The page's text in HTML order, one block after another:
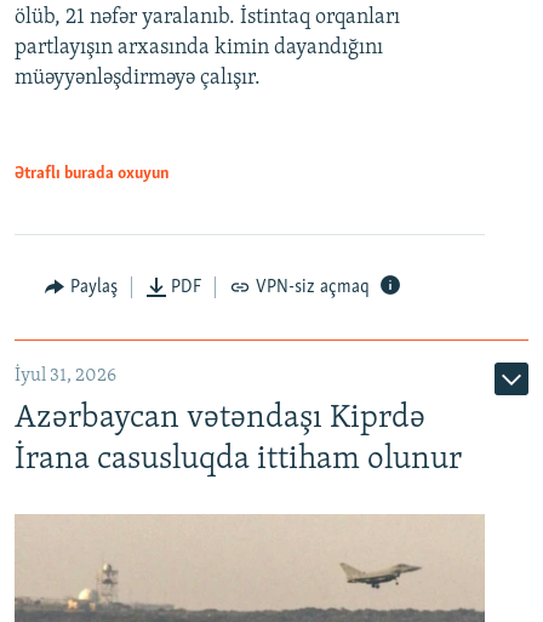
ölüb, 21 nəfər yaralanıb. İstintaq orqanları
partlayışın arxasında kimin dayandığını
müəyyənləşdirməyə çalışır.
Ətraflı burada oxuyun
Paylaş PDF VPN-siz açmaq
İyul 31, 2026
Azərbaycan vətəndaşı Kiprdə
İrana casusluqda ittiham olunur